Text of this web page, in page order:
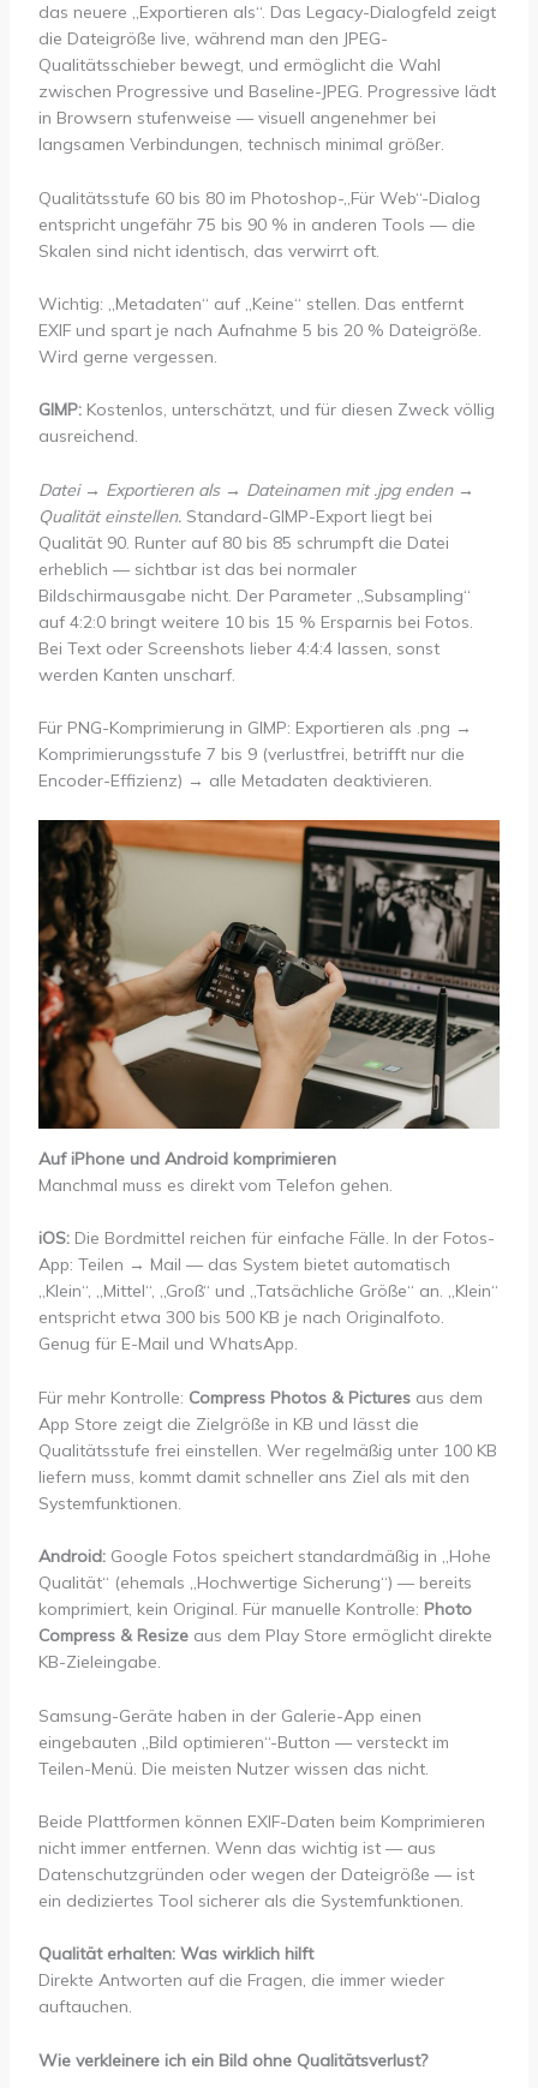
das neuere „Exportieren als“. Das Legacy-Dialogfeld zeigt
die Dateigröße live, während man den JPEG-
Qualitätsschieber bewegt, und ermöglicht die Wahl
zwischen Progressive und Baseline-JPEG. Progressive lädt
in Browsern stufenweise — visuell angenehmer bei
langsamen Verbindungen, technisch minimal größer.
Qualitätsstufe 60 bis 80 im Photoshop-„Für Web“-Dialog
entspricht ungefähr 75 bis 90 % in anderen Tools — die
Skalen sind nicht identisch, das verwirrt oft.
Wichtig: „Metadaten“ auf „Keine“ stellen. Das entfernt
EXIF und spart je nach Aufnahme 5 bis 20 % Dateigröße.
Wird gerne vergessen.
GIMP:Kostenlos, unterschätzt, und für diesen Zweck völlig
ausreichend.
Datei → Exportieren als → Dateinamen mit .jpg enden →
Qualität einstellen.Standard-GIMP-Export liegt bei
Qualität 90. Runter auf 80 bis 85 schrumpft die Datei
erheblich — sichtbar ist das bei normaler
Bildschirmausgabe nicht. Der Parameter „Subsampling“
auf 4:2:0 bringt weitere 10 bis 15 % Ersparnis bei Fotos.
Bei Text oder Screenshots lieber 4:4:4 lassen, sonst
werden Kanten unscharf.
Für PNG-Komprimierung in GIMP: Exportieren als .png →
Komprimierungsstufe 7 bis 9 (verlustfrei, betrifft nur die
Encoder-Effizienz) → alle Metadaten deaktivieren.
Auf iPhone und Android komprimieren
Manchmal muss es direkt vom Telefon gehen.
iOS:Die Bordmittel reichen für einfache Fälle. In der Fotos-
App: Teilen → Mail — das System bietet automatisch
„Klein“, „Mittel“, „Groß“ und „Tatsächliche Größe“ an. „Klein“
entspricht etwa 300 bis 500 KB je nach Originalfoto.
Genug für E-Mail und WhatsApp.
Für mehr Kontrolle: Compress Photos & Picturesaus dem
App Store zeigt die Zielgröße in KB und lässt die
Qualitätsstufe frei einstellen. Wer regelmäßig unter 100 KB
liefern muss, kommt damit schneller ans Ziel als mit den
Systemfunktionen.
Android:Google Fotos speichert standardmäßig in „Hohe
Qualität“ (ehemals „Hochwertige Sicherung“) — bereits
komprimiert, kein Original. Für manuelle Kontrolle: Photo
Compress & Resizeaus dem Play Store ermöglicht direkte
KB-Zieleingabe.
Samsung-Geräte haben in der Galerie-App einen
eingebauten „Bild optimieren“-Button — versteckt im
Teilen-Menü. Die meisten Nutzer wissen das nicht.
Beide Plattformen können EXIF-Daten beim Komprimieren
nicht immer entfernen. Wenn das wichtig ist — aus
Datenschutzgründen oder wegen der Dateigröße — ist
ein dediziertes Tool sicherer als die Systemfunktionen.
Qualität erhalten: Was wirklich hilft
Direkte Antworten auf die Fragen, die immer wieder
auftauchen.
Wie verkleinere ich ein Bild ohne Qualitätsverlust?